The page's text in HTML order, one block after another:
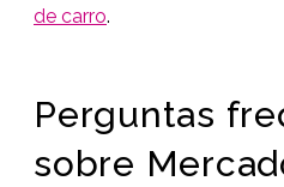
de carro.
Perguntas
sobre